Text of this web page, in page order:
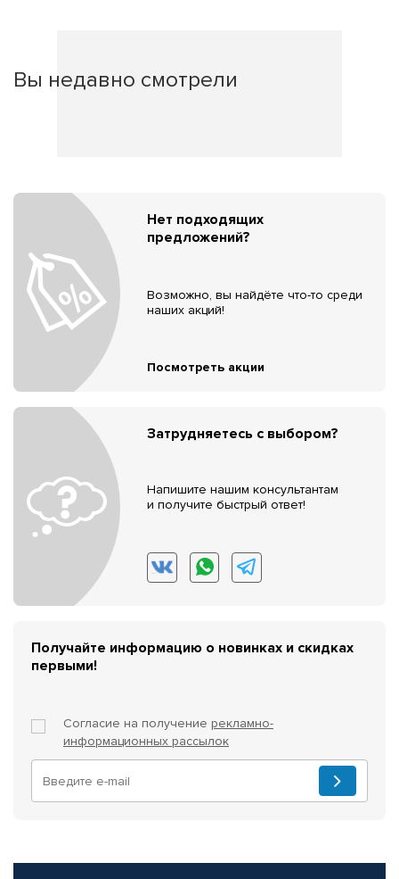
Вы недавно смотрели
Нет подходящих
предложений?
Возможно, вы найдёте что-то среди
наших акций!
Посмотреть акции
Затрудняетесь с выбором?
Напишите нашим консультантам
и получите быстрый ответ!
Получайте информацию о новинках и скидках
первыми!
Согласие на получение рекламно-
информационных рассылок